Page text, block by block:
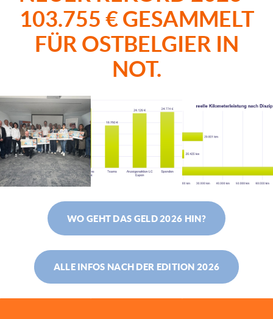
103.755 € GESAMMELT
FÜR OSTBELGIER IN
NOT.
WO GEHT DAS GELD 2026 HIN?
ALLE INFOS NACH DER EDITION 2026